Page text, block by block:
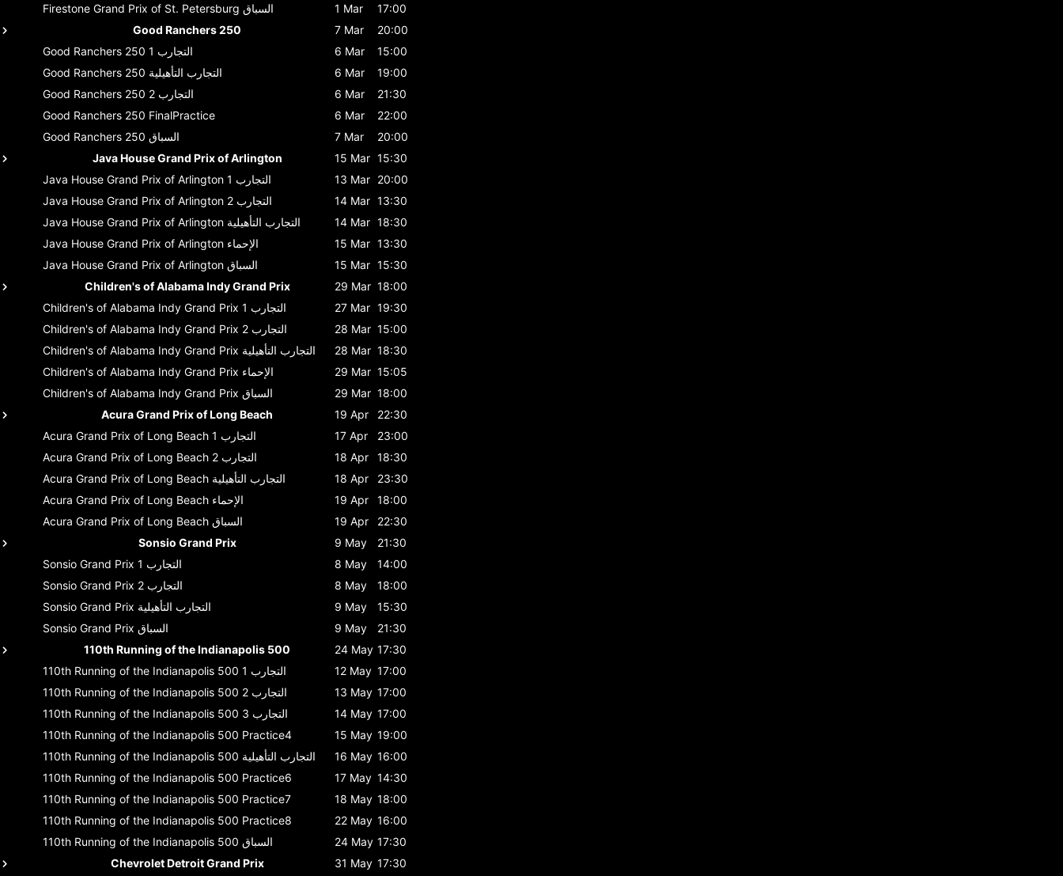
Firestone Grand Prix of St. Petersburg السباق 1 Mar
17:00
Good Ranchers 250
7 Mar
20:00
Good Ranchers 250
التجارب 1 6 Mar
15:00
Good Ranchers 250 التجارب التأهيلية 6 Mar
19:00
Good Ranchers 250
التجارب 2 6 Mar
21:30
Good Ranchers 250 FinalPractice 6 Mar
22:00
Good Ranchers 250 السباق 7 Mar
20:00
Java House Grand Prix of Arlington
15 Mar 15:30
Java House Grand Prix of Arlington
التجارب 1 13 Mar 20:00
Java House Grand Prix of Arlington
التجارب 2 14 Mar 13:30
Java House Grand Prix of Arlington التجارب التأهيلية 14 Mar 18:30
Java House Grand Prix of Arlington الإحماء 15 Mar 13:30
Java House Grand Prix of Arlington السباق 15 Mar 15:30
Children's of Alabama Indy Grand Prix
29 Mar 18:00
Children's of Alabama Indy Grand Prix
التجارب 1 27 Mar 19:30
Children's of Alabama Indy Grand Prix
التجارب 2 28 Mar 15:00
Children's of Alabama Indy Grand Prix التجارب التأهيلية 28 Mar 18:30
Children's of Alabama Indy Grand Prix الإحماء 29 Mar 15:05
Children's of Alabama Indy Grand Prix السباق 29 Mar 18:00
Acura Grand Prix of Long Beach
19 Apr
22:30
Acura Grand Prix of Long Beach
التجارب 1 17 Apr
23:00
Acura Grand Prix of Long Beach
التجارب 2 18 Apr
18:30
Acura Grand Prix of Long Beach التجارب التأهيلية 18 Apr
23:30
Acura Grand Prix of Long Beach الإحماء 19 Apr
18:00
Acura Grand Prix of Long Beach السباق 19 Apr
22:30
Sonsio Grand Prix
9 May
21:30
Sonsio Grand Prix
التجارب 1 8 May
14:00
Sonsio Grand Prix
التجارب 2 8 May
18:00
Sonsio Grand Prix التجارب التأهيلية 9 May
15:30
Sonsio Grand Prix السباق 9 May
21:30
110th Running of the Indianapolis 500
24 May 17:30
110th Running of the Indianapolis 500
التجارب 1 12 May 17:00
110th Running of the Indianapolis 500
التجارب 2 13 May 17:00
110th Running of the Indianapolis 500
التجارب 3 14 May 17:00
110th Running of the Indianapolis 500 Practice4 15 May 19:00
110th Running of the Indianapolis 500 التجارب التأهيلية 16 May 16:00
110th Running of the Indianapolis 500 Practice6 17 May 14:30
110th Running of the Indianapolis 500 Practice7 18 May 18:00
110th Running of the Indianapolis 500 Practice8 22 May 16:00
110th Running of the Indianapolis 500 السباق 24 May 17:30
Chevrolet Detroit Grand Prix
31 May 17:30